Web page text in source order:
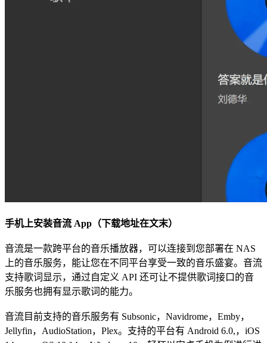
手机上安装音流 App（下载地址在文末）
音流是一款跨平台的音乐播放器，可以连接到您部署在 NAS
上的音乐服务，能让您在不同平台享受一致的音乐盛宴。音流
支持歌词显示，通过自定义 API 还可让不提供歌词接口的音
乐服务也拥有显示歌词的能力。
音流目前支持的音乐服务有 Subsonic，Navidrome，Emby，
Jellyfin，AudioStation，Plex。支持的平台有 Android 6.0,，iOS